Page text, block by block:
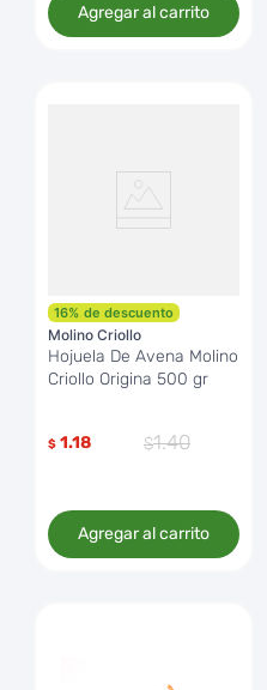
Agregar al carrito
16% de descuento
Molino Criollo
Hojuela De Avena Molino
Criollo Origina 500 gr
$ 1.18 1.40
Agregar al carrito